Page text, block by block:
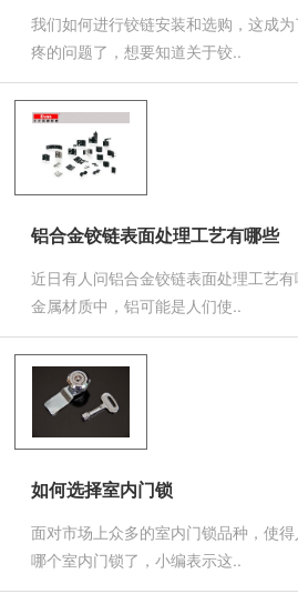
我们如何进行铰链安装和选购，这成
疼的问题了，想要知道关于铰..
铝合金铰链表面处理工艺有哪些
近日有人问铝合金铰链表面处理工艺
金属材质中，铝可能是人们使..
如何选择室内门锁
面对市场上众多的室内门锁品种，使
哪个室内门锁了，小编表示这..